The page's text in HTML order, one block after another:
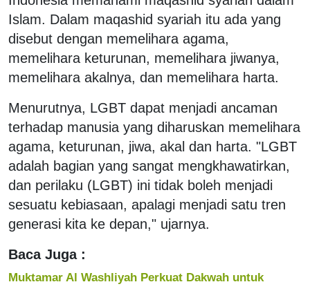
Islam. Dalam maqashid syariah itu ada yang
disebut dengan memelihara agama,
memelihara keturunan, memelihara jiwanya,
memelihara akalnya, dan memelihara harta.
Menurutnya, LGBT dapat menjadi ancaman
terhadap manusia yang diharuskan memelihara
agama, keturunan, jiwa, akal dan harta. "LGBT
adalah bagian yang sangat mengkhawatirkan,
dan perilaku (LGBT) ini tidak boleh menjadi
sesuatu kebiasaan, apalagi menjadi satu tren
generasi kita ke depan," ujarnya.
Baca Juga :
Muktamar Al Washliyah Perkuat Dakwah untuk